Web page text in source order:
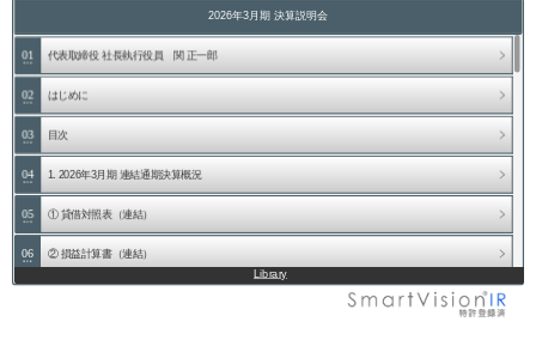
ARCHIVE
2026年3月期 決算説明会
2026年3月期 第2四半期 決算説明会
2025年3月期 決算説明会
2025年3月期 第2四半期 決算説明会
2024年3月期 第2四半期 決算説明会
2022年3月期 決算説明会
2022年3月期 第2四半期 決算説明会
2021年3月期 決算説明会
2026年3月期 決算説明会
01 代表取締役 社長執行役員 関 正一郎
02 はじめに
03 目次
04 1. 2026年3月期 連結通期決算概況
05 ① 貸借対照表（連結）
06 ② 損益計算書（連結）
Library